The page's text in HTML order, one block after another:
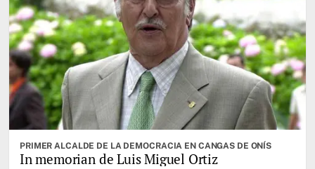
PRIMER ALCALDE DE LA DEMOCRACIA EN CANGAS DE ONÍS
In memorian de Luis Miguel Ortiz